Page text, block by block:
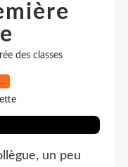
des classes
…
un peu